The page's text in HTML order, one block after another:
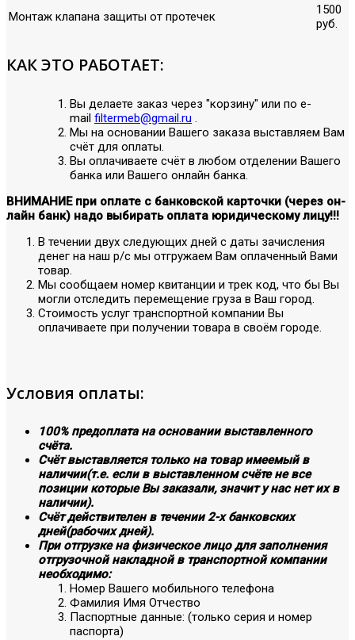
Монтаж клапана защиты от протечек
1500
руб.
КАК ЭТО РАБОТАЕТ:
Вы делаете заказ через "корзину" или по е-
mail filtermeb@gmail.ru .
Мы на основании Вашего заказа выставляем Вам
счёт для оплаты.
Вы оплачиваете счёт в любом отделении Вашего
банка или Вашего онлайн банка.
ВНИМАНИЕ при оплате с банковской карточки (через он-
лайн банк) надо выбирать оплата юридическому лицу!!!
В течении двух следующих дней с даты зачисления
денег на наш р/с мы отгружаем Вам оплаченный Вами
товар.
Мы сообщаем номер квитанции и трек код, что бы Вы
могли отследить перемещение груза в Ваш город.
Стоимость услуг транспортной компании Вы
оплачиваете при получении товара в своём городе.
Условия оплаты:
100% предоплата на основании выставленного
счёта.
Счёт выставляется только на товар имеемый в
наличии(т.е. если в выставленном счёте не все
позиции которые Вы заказали, значит у нас нет их в
наличии).
Счёт действителен в течении 2-х банковских
дней(рабочих дней).
При отгрузке на физическое лицо для заполнения
отгрузочной накладной в транспортной компании
необходимо:
Номер Вашего мобильного телефона
Фамилия Имя Отчество
Паспортные данные: (только серия и номер
паспорта)